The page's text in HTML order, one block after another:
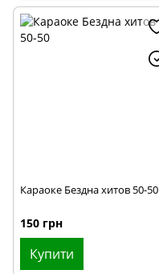
Караоке Бездна хитов 50-50
150 грн
Купити